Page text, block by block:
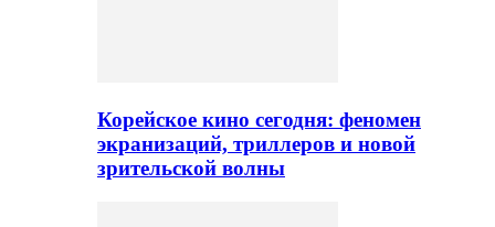
Корейское кино сегодня: феномен
экранизаций, триллеров и новой
зрительской волны